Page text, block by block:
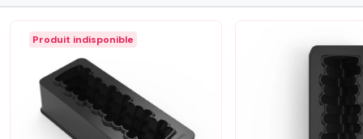
Produit indisponible